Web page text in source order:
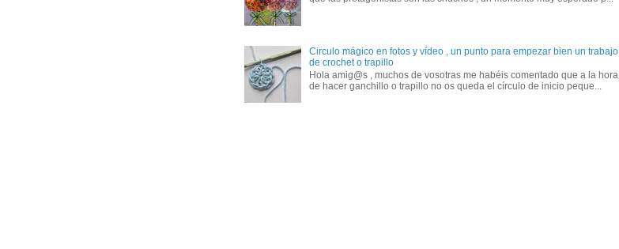
Circulo mágico en fotos y vídeo , un punto para empezar bien un trabajo
de crochet o trapillo
Hola amig@s , muchos de vosotras me habéis comentado que a la hora
de hacer ganchillo o trapillo no os queda el círculo de inicio peque...